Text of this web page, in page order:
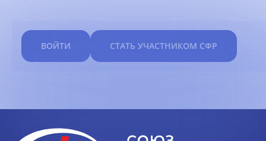
ВОЙТИ СТАТЬ УЧАСТНИКОМ СФР